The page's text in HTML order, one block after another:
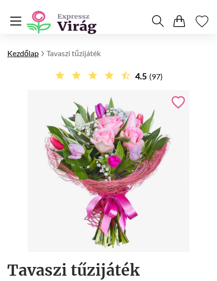
Kezdőlap Tavaszi tűzijáték
4.5 (97)
Tavaszi tűzijáték